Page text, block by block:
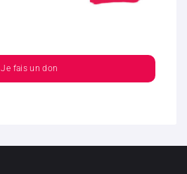
Je fais un don